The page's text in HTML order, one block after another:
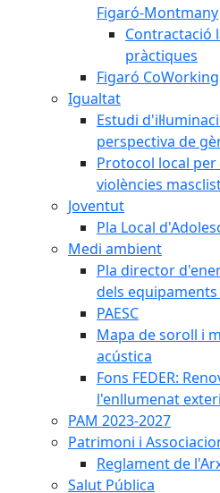
Figaró-Montmany
Contractació
pràctiques
Figaró CoWorking
Igualtat
Estudi
perspectiva de
Protocol local
violències
Joventut
Pla Local
Medi ambient
Pla director
dels
PAESC
Mapa de soroll i
acústica
Fons FEDER:
l'enllumenat
PAM 2023-2027
Patrimoni i
Reglament de
Salut Pública